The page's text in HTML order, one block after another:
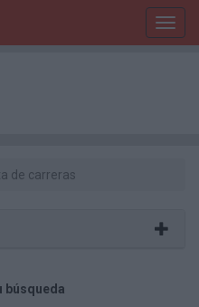
de carreras
búsqueda